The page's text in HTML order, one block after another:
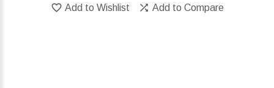
Add to Wishlist Add to Compare